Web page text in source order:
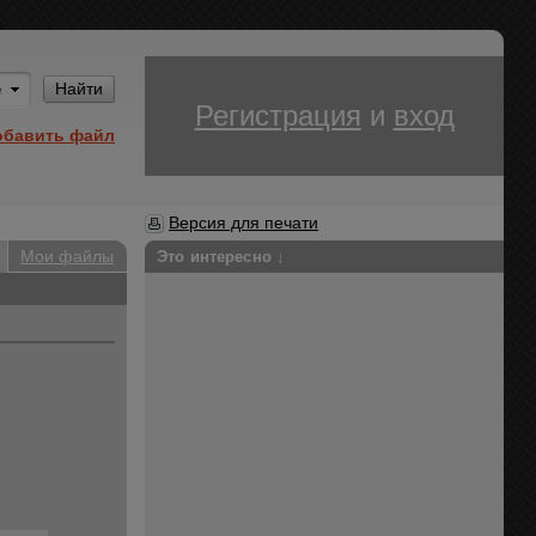
Найти
файл
Регистрация и вход
Версия для печати
Мои файлы
Это интересно ↓